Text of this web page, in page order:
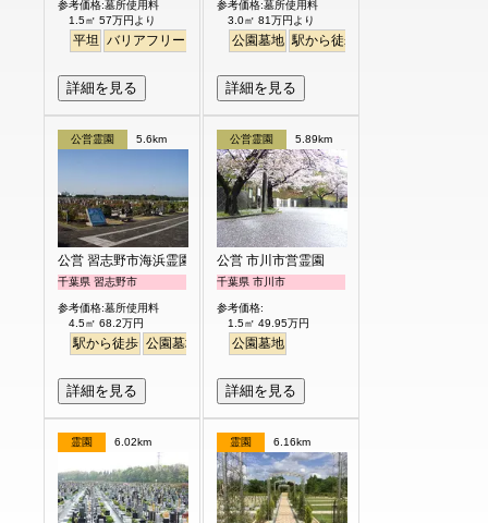
参考価格:墓所使用料
1.5㎡ 57万円より
平坦 バリアフリー
詳細を見る
参考価格:墓所使用料
3.0㎡ 81万円より
公園墓地 駅から徒歩
詳細を見る
公営霊園 5.6km
公営 習志野市海浜霊園
千葉県 習志野市
参考価格:墓所使用料
4.5㎡ 68.2万円
駅から徒歩 公園墓地 海が見える
詳細を見る
公営霊園 5.89km
公営 市川市営霊園
千葉県 市川市
参考価格:
1.5㎡ 49.95万円
公園墓地
詳細を見る
霊園 6.02km 霊園 6.16km